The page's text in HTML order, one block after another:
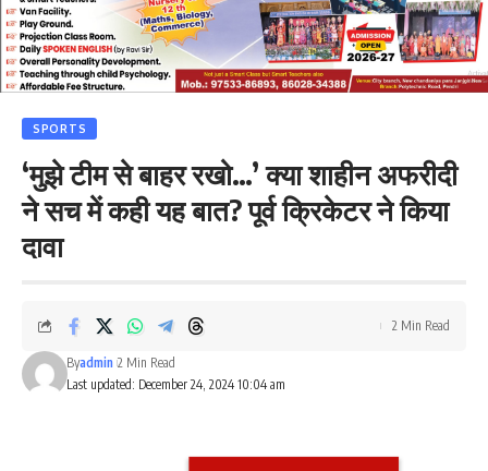
SPORTS
‘मुझे टीम से बाहर रखो…’ क्या शाहीन अफरीदी
ने सच में कही यह बात? पूर्व क्रिकेटर ने किया
दावा
Last updated: December 24, 2024 10:04 am
Byadmin 2 Min Read
2 Min Read